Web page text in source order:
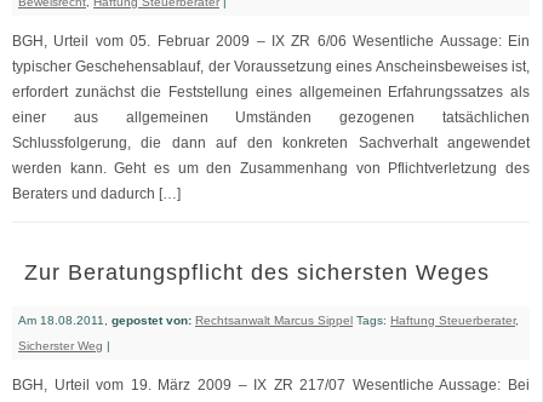
BGH, Urteil vom 05. Februar 2009 – IX ZR 6/06 Wesentliche Aussage: Ein
typischer Geschehensablauf, der Voraussetzung eines Anscheinsbeweises ist,
erfordert zunächst die Feststellung eines allgemeinen Erfahrungssatzes als
einer aus allgemeinen Umständen gezogenen tatsächlichen
Schlussfolgerung, die dann auf den konkreten Sachverhalt angewendet
werden kann. Geht es um den Zusammenhang von Pflichtverletzung des
Beraters und dadurch […]
Zur Beratungspflicht des sichersten Weges
Am 18.08.2011, gepostet von: Rechtsanwalt Marcus Sippel Tags: Haftung Steuerberater,
Sicherster Weg |
BGH, Urteil vom 19. März 2009 – IX ZR 217/07 Wesentliche Aussage: Bei